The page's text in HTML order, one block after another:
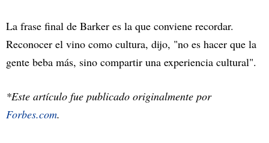
La frase final de Barker es la que conviene recordar.
Reconocer el vino como cultura, dijo, "no es hacer que la
gente beba más, sino compartir una experiencia cultural".
*Este artículo fue publicado originalmente por
Forbes.com.